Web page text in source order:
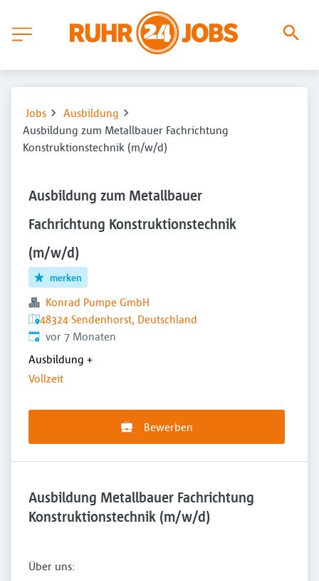
Jobs
Ausbildung
Ausbildung zum Metallbauer Fachrichtung
Konstruktionstechnik (m/w/d)
Ausbildung zum Metallbauer
Fachrichtung Konstruktionstechnik
(m/w/d)
merken
Konrad Pumpe GmbH
48324 Sendenhorst, Deutschland
Veröffentlicht:
vor 7 Monaten
Ausbildung +
Vollzeit
Bewerben
Ausbildung Metallbauer Fachrichtung
Konstruktionstechnik (m/w/d)
Über uns: